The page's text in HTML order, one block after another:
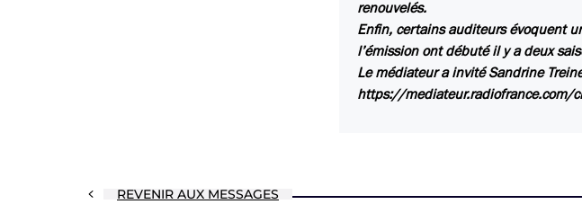
renouvelés.
Enfin, certains auditeurs évoquent
l’émission ont débuté il y a deux
Le médiateur a invité Sandrine
https://mediateur.radiofrance.com/
REVENIR AUX MESSAGES